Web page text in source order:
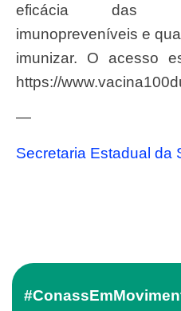
eficácia das
imunopreveníveis e
imunizar. O acesso
https://
—
Secretaria Estadual da